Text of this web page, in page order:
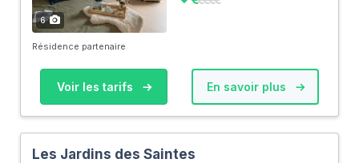
6
Résidence partenaire
Voir les tarifs En savoir plus
Les Jardins des Saintes